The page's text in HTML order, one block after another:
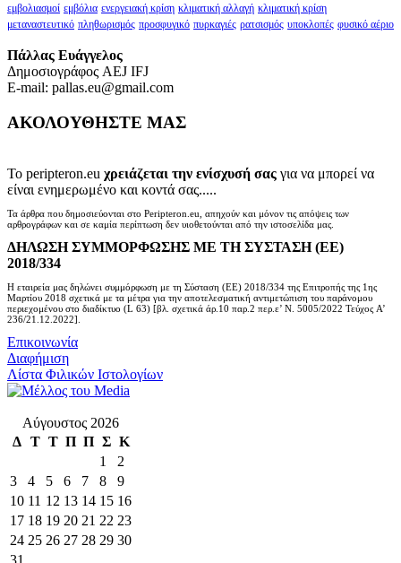
εμβολιασμοί εμβόλια ενεργειακή κρίση κλιματική αλλαγή κλιματική κρίση
μεταναστευτικό πληθωρισμός προσφυγικό πυρκαγιές ρατσισμός υποκλοπές φυσικό αέριο
Πάλλας Ευάγγελος
Δημοσιογράφος AEJ ΙFJ
E-mail: pallas.eu@gmail.com
ΑΚΟΛΟΥΘΗΣΤΕ ΜΑΣ
Το peripteron.eu χρειάζεται την ενίσχυσή σας για να μπορεί να
είναι ενημερωμένο και κοντά σας.....
Τα άρθρα που δημοσιεύονται στο Peripteron.eu, απηχούν και μόνον τις απόψεις των
αρθρογράφων και σε καμία περίπτωση δεν υιοθετούνται από την ιστοσελίδα μας.
ΔΗΛΩΣΗ ΣΥΜΜΟΡΦΩΣΗΣ ΜΕ ΤΗ ΣΥΣΤΑΣΗ (ΕΕ)
2018/334
Η εταιρεία μας δηλώνει συμμόρφωση με τη Σύσταση (ΕΕ) 2018/334 της Επιτροπής της 1ης
Μαρτίου 2018 σχετικά με τα μέτρα για την αποτελεσματική αντιμετώπιση του παράνομου
περιεχομένου στο διαδίκτυο (L 63) [βλ. σχετικά άρ.10 παρ.2 περ.ε’ Ν. 5005/2022 Τεύχος A’
236/21.12.2022].
Επικοινωνία
Διαφήμιση
Λίστα Φιλικών Ιστολογίων
Αύγουστος 2026
Δ Τ Τ Π Π Σ Κ
1
2
3
4 5 6 7 8
9
10 11 12 13 14 15 16
17 18 19 20 21 22 23
24 25 26 27 28 29 30
31